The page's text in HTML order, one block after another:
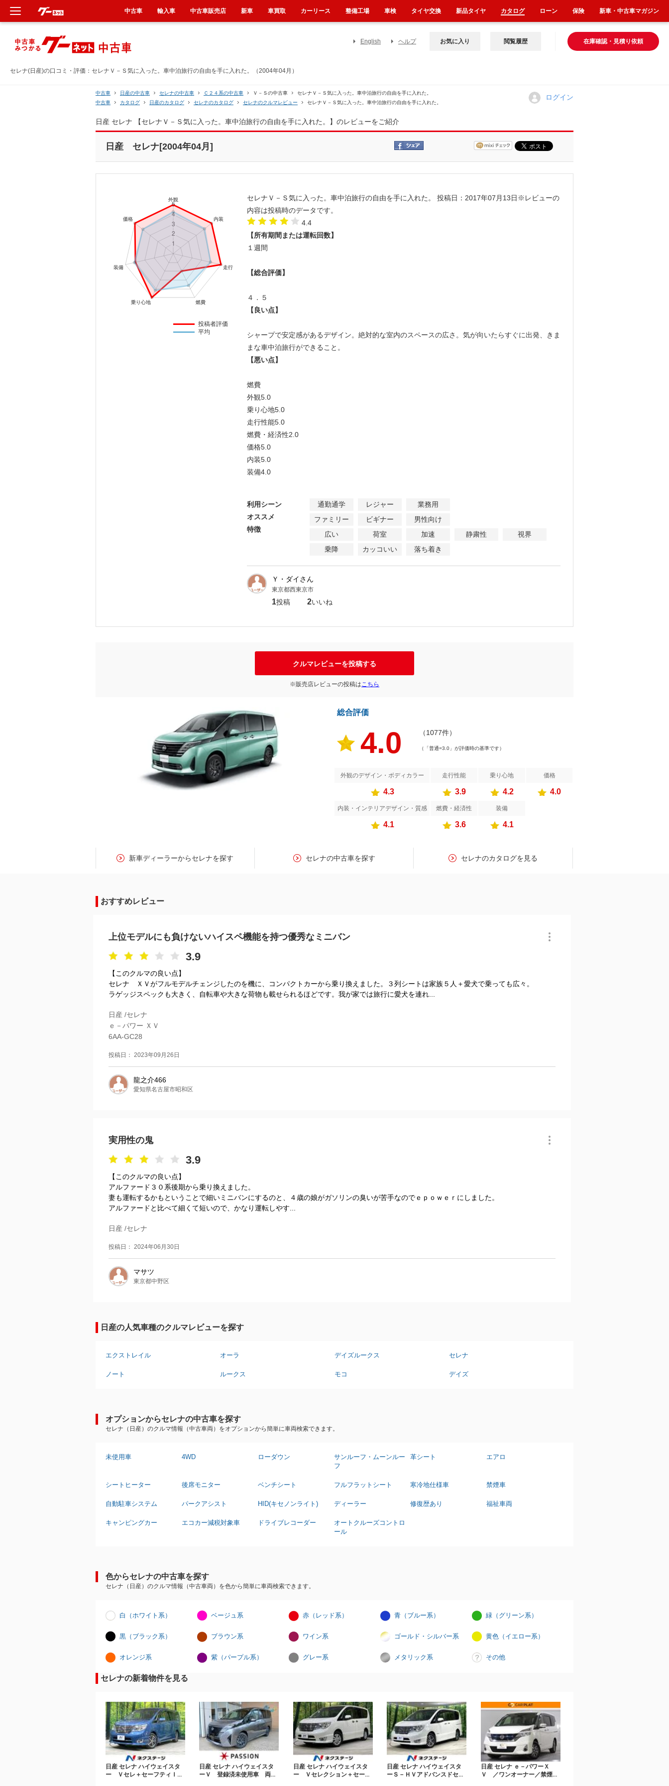
セレナ(日産)の口コミ・評価：セレナＶ－Ｓ気に入った。車中泊旅行の自由を手に入れた。（2004年04月）
English ヘルプ 在庫確認・見積り依頼
お気に入り 閲覧履歴
中古車 日産の中古車 セレナの中古車 Ｃ２４系の中古車 Ｖ－Ｓの中古車
セレナＶ－Ｓ気に入った。車中泊旅行の自由を手に入れた。
中古車
カタログ 日産のカタログ セレナのカタログ セレナのクルマレビュー セレナＶ－Ｓ気に入った。車中泊旅行の自由を手に入れた。
ログイン
日産 セレナ 【セレナＶ－Ｓ気に入った。車中泊旅行の自由を手に入れた。】のレビューをご紹介
日産 セレナ[2004年04月]
投稿者評価
平均
セレナＶ－Ｓ気に入った。車中泊旅行の自由を手に入れた。 投稿日：2017年07月13日 ※レビューの
内容は投稿時のデータです。
4.4
【所有期間または運転回数】
１週間
【総合評価】
４．５
【良い点】
シャープで安定感があるデザイン。絶対的な室内のスペースの広さ。気が向いたらすぐに出発、きま
まな車中泊旅行ができること。
【悪い点】
燃費
外観5.0
乗り心地5.0
走行性能5.0
燃費・経済性2.0
価格5.0
内装5.0
装備4.0
利用シーン 通勤通学 レジャー
業務用
オススメ
ファミリー ビギナー
男性向け
特徴
広い 荷室 加速 静粛性
視界
乗降
カッコいい 落ち着き
Ｙ・ダイさん
東京都西東京市
1投稿 2いいね
クルマレビューを投稿する
※販売店レビューの投稿はこちら
総合評価
4.0 （1077件）
（「普通=3.0」が評価時の基準です）
外観のデザイン・ボディカラー 走行性能 乗り心地 価格
4.3 3.9 4.2 4.0
内装・インテリアデザイン・質感 燃費・経済性 装備
4.1 3.6 4.1
新車ディーラーからセレナを探す セレナの中古車を探す セレナのカタログを見る
おすすめレビュー
上位モデルにも負けないハイスペ機能を持つ優秀なミニバン
3.9
【このクルマの良い点】
セレナ ＸＶがフルモデルチェンジしたのを機に、コンパクトカーから乗り換えました。３列シートは家族５人＋愛犬で乗っても広々。
ラゲッジスペックも大きく、自転車や大きな荷物も載せられるほどです。我が家では旅行に愛犬を連れ...
日産 /セレナ
ｅ－パワー ＸＶ
6AA-GC28
投稿日： 2023年09月26日
龍之介466
愛知県名古屋市昭和区
実用性の鬼
3.9
【このクルマの良い点】
アルファード３０系後期から乗り換えました。
妻も運転するかもということで細いミニバンにするのと、４歳の娘がガソリンの臭いが苦手なのでｅｐｏｗｅｒにしました。
アルファードと比べて細くて短いので、かなり運転しやす...
日産 /セレナ
投稿日： 2024年06月30日
マサツ
東京都中野区
日産の人気車種のクルマレビューを探す
エクストレイル オーラ デイズルークス セレナ
ノート ルークス モコ デイズ
オプションからセレナの中古車を探す
セレナ（日産）のクルマ情報（中古車両）をオプションから簡単に車両検索できます。
未使用車 4WD ローダウン
サンルーフ・ムーンルー
フ
革シート エアロ
シートヒーター 後席モニター ベンチシート フルフラットシート 寒冷地仕様車 禁煙車
自動駐車システム パークアシスト HID(キセノンライト) ディーラー 修復歴あり 福祉車両
キャンピングカー エコカー減税対象車 ドライブレコーダー
オートクルーズコントロ
ール
色からセレナの中古車を探す
セレナ（日産）のクルマ情報（中古車両）を色から簡単に車両検索できます。
白（ホワイト系） ベージュ系 赤（レッド系） 青（ブルー系） 緑（グリーン系）
黒（ブラック系） ブラウン系 ワイン系 ゴールド・シルバー系 黄色（イエロー系）
オレンジ系 紫（パープル系） グレー系 メタリック系 その他
セレナの新着物件を見る
日産 セレナ ハイウェイスタ
ー Ｖセレ＋セーフティＩ
日産 セレナ ハイウェイスタ
ーＶ 登録済未使用車 両側
日産 セレナ ハイウェイスタ
ー Ｖセレクション＋セーフ
日産 セレナ ハイウェイスタ
ーＳ－ＨＶアドバンスドセー
日産 セレナ ｅ－パワーＸ
Ｖ ／ワンオーナー／禁煙車
中古車 輸入車 中古車販売店 新車 車買取 カーリース 整備工場 車検 タイヤ交換 新品タイヤ カタログ ローン 保険 新車・中古車マガジン
新車
中古車